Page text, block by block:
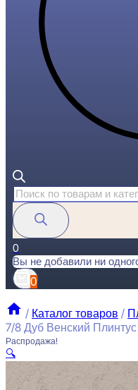
Поиск
товаров
0
Вы не добавили ни
0
/ Каталог товаров /
7/8 Дуб Венский
Распродажа!
🔍